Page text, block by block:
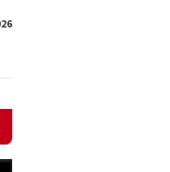
Gorontalo Capai 100